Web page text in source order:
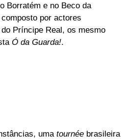
Borratém e no Beco da
por actores
Príncipe Real, os mesmo
Ó da Guarda!.
uma tournée brasileira